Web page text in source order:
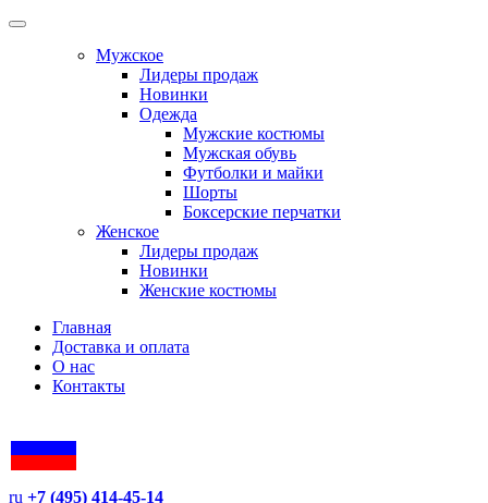
Мужское
Лидеры продаж
Новинки
Одежда
Мужские костюмы
Мужская обувь
Футболки и майки
Шорты
Боксерские перчатки
Женское
Лидеры продаж
Новинки
Женские костюмы
Главная
Доставка и оплата
О нас
Контакты
ru +7 (495) 414-45-14